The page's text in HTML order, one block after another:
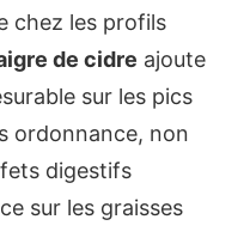
chez les profils
de cidre ajoute
sur les pics
ordonnance, non
digestifs
sur les graisses